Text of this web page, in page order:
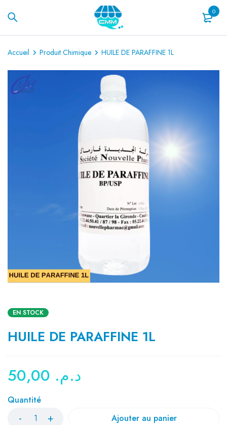
0
Accueil Produit Chimique HUILE DE PARAFFINE 1L
EN STOCK
HUILE DE PARAFFINE 1L
د.م.
Quantité
Ajouter au panier